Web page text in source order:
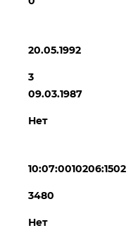
20.05.1992
3
09.03.1987
Нет
10:07:0010206:1502
3480
Нет